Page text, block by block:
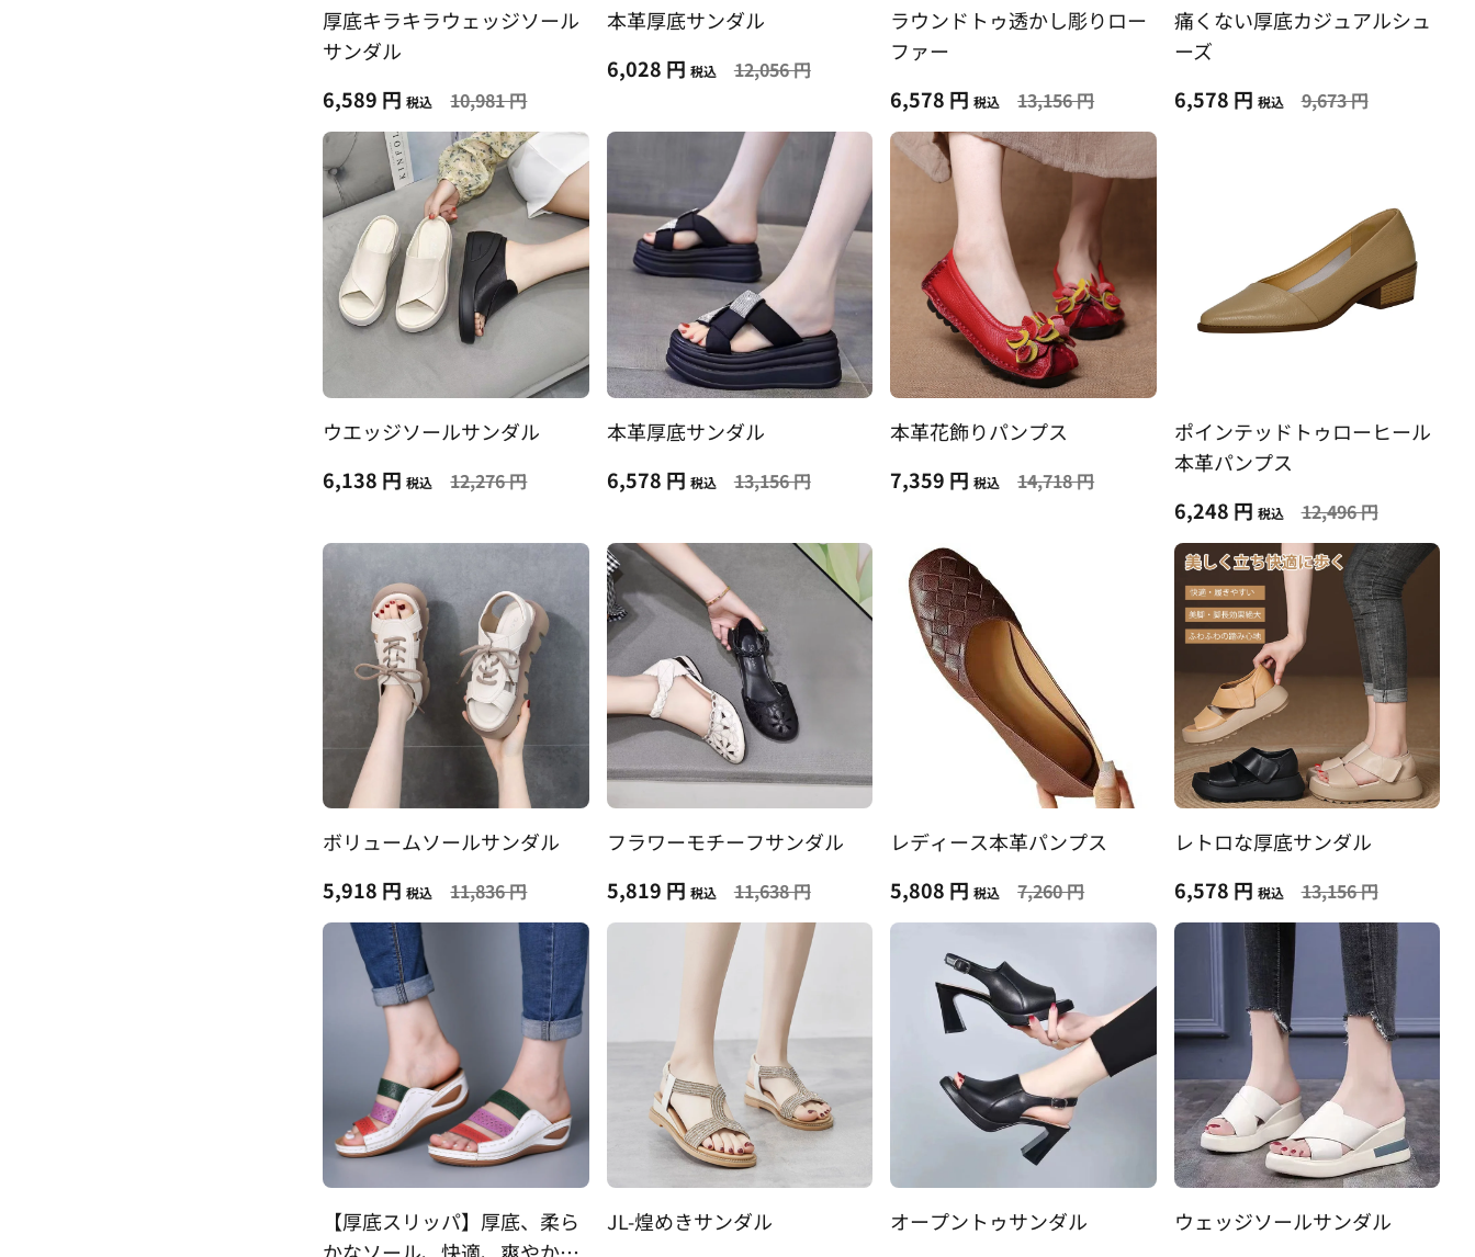
厚底キラキラウェッジソール
サンダル
6,589 円 税込 10,981 円
本革厚底サンダル
6,028 円 税込 12,056 円
ラウンドトゥ透かし彫りロー
ファー
6,578 円 税込 13,156 円
痛くない厚底カジュアルシュ
ーズ
6,578 円 税込 9,673 円
ウエッジソールサンダル
6,138 円 税込 12,276 円
本革厚底サンダル
6,578 円 税込 13,156 円
本革花飾りパンプス
7,359 円 税込 14,718 円
ポインテッドトゥローヒール
本革パンプス
6,248 円 税込 12,496 円
ボリュームソールサンダル
5,918 円 税込 11,836 円
フラワーモチーフサンダル
5,819 円 税込 11,638 円
レディース本革パンプス
5,808 円 税込 7,260 円
レトロな厚底サンダル
6,578 円 税込 13,156 円
【厚底スリッパ】厚底、柔ら
JL-煌めきサンダル
オープントゥサンダル
ウェッジソールサンダル